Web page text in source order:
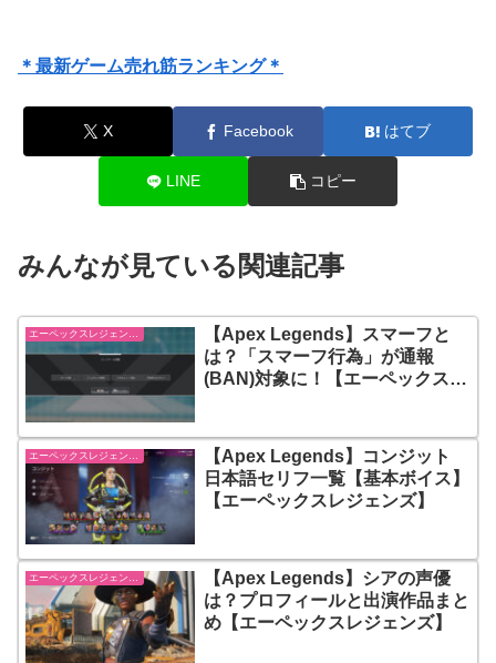
＊最新ゲーム売れ筋ランキング＊
X Facebook はてブ
LINE コピー
みんなが見ている関連記事
エーペックスレジェンズ【Apex Legends】
【Apex Legends】スマーフと
は？「スマーフ行為」が通報
(BAN)対象に！【エーペックスレ
エーペックスレジェンズ【Apex Legends】
【Apex Legends】コンジット
日本語セリフ一覧【基本ボイス】
【エーペックスレジェンズ】
【Apex Legends】シアの声優
は？プロフィールと出演作品まと
め【エーペックスレジェンズ】